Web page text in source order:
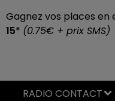
Gagnez vos places en
15* (0.75€ + prix SMS)